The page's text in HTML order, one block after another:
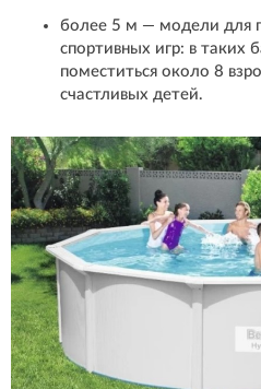
более 5 м — модели для
спортивных игр: в таких
поместиться около 8
счастливых детей.